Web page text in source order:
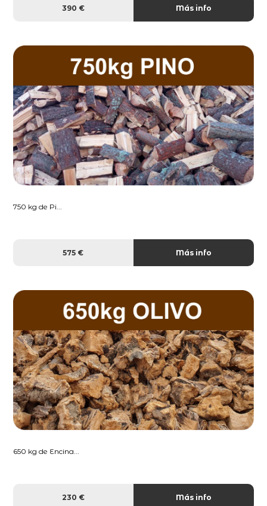
390 € Más info
750 kg de Pi...
575 € Más info
650 kg de Encina...
230 € Más info